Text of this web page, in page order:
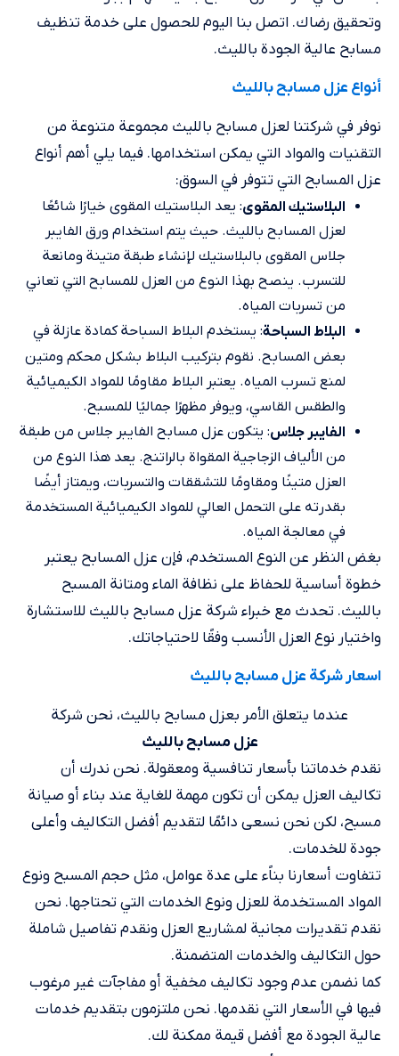
وتحقيق رضاك. اتصل بنا اليوم للحصول على خدمة تنظيف
مسابح عالية الجودة بالليث.
أنواع عزل مسابح بالليث
نوفر في شركتنا لعزل مسابح بالليث مجموعة متنوعة من
التقنيات والمواد التي يمكن استخدامها. فيما يلي أهم أنواع
عزل المسابح التي تتوفر في السوق:
البلاستيك المقوى: يعد البلاستيك المقوى خيارًا شائعًا
لعزل المسابح بالليث. حيث يتم استخدام ورق الفايبر
جلاس المقوى بالبلاستيك لإنشاء طبقة متينة ومانعة
للتسرب. ينصح بهذا النوع من العزل للمسابح التي تعاني
من تسربات المياه.
البلاط السباحة: يستخدم البلاط السباحة كمادة عازلة في
بعض المسابح. نقوم بتركيب البلاط بشكل محكم ومتين
لمنع تسرب المياه. يعتبر البلاط مقاومًا للمواد الكيميائية
والطقس القاسي، ويوفر مظهرًا جماليًا للمسبح.
الفايبر جلاس: يتكون عزل مسابح الفايبر جلاس من طبقة
من الألياف الزجاجية المقواة بالراتنج. يعد هذا النوع من
العزل متينًا ومقاومًا للتشققات والتسربات، ويمتاز أيضًا
بقدرته على التحمل العالي للمواد الكيميائية المستخدمة
في معالجة المياه.
بغض النظر عن النوع المستخدم، فإن عزل المسابح يعتبر
خطوة أساسية للحفاظ على نظافة الماء ومتانة المسبح
بالليث. تحدث مع خبراء شركة عزل مسابح بالليث للاستشارة
واختيار نوع العزل الأنسب وفقًا لاحتياجاتك.
اسعار شركة عزل مسابح بالليث
عندما يتعلق الأمر بعزل مسابح بالليث، نحن شركة
عزل مسابح بالليث
نقدم خدماتنا بأسعار تنافسية ومعقولة. نحن ندرك أن
تكاليف العزل يمكن أن تكون مهمة للغاية عند بناء أو صيانة
مسبح، لكن نحن نسعى دائمًا لتقديم أفضل التكاليف وأعلى
جودة للخدمات.
تتفاوت أسعارنا بناًء على عدة عوامل، مثل حجم المسبح ونوع
المواد المستخدمة للعزل ونوع الخدمات التي تحتاجها. نحن
نقدم تقديرات مجانية لمشاريع العزل ونقدم تفاصيل شاملة
حول التكاليف والخدمات المتضمنة.
كما نضمن عدم وجود تكاليف مخفية أو مفاجآت غير مرغوب
فيها في الأسعار التي نقدمها. نحن ملتزمون بتقديم خدمات
عالية الجودة مع أفضل قيمة ممكنة لك.